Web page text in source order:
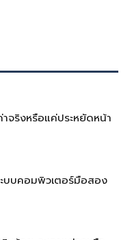
จริงหรือแค่ประหยัดหน้า
บบคอมพิวเตอร์มือสอง